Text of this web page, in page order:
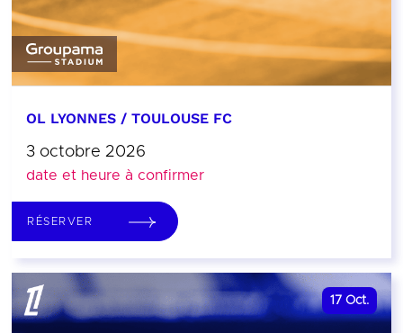
OL LYONNES / TOULOUSE FC
3 octobre 2026
date et heure à confirmer
RÉSERVER
17 Oct.